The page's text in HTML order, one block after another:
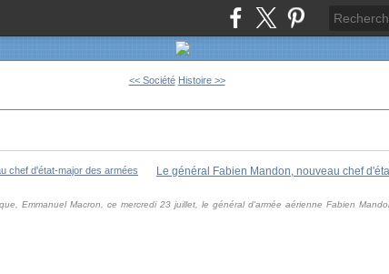
<< Société Histoire >>
Le général Fabien Mandon, nouveau chef
Emmanuel Macron, ce mercredi 23 juillet, le général d'armée aérienne Fabien